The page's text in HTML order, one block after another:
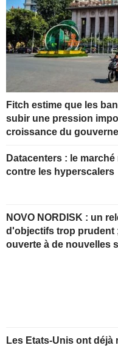
Fitch estime que les
subir une pression
croissance du
Datacenters : le
contre les hyperscalers
NOVO NORDISK : un relèvement
d'objectifs trop prudent
ouverte à de nouvelles
Les Etats-Unis ont déjà